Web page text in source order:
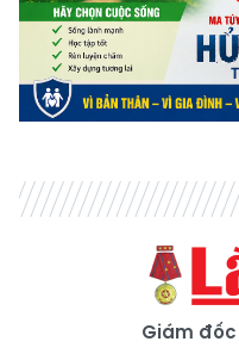
Giám đốc